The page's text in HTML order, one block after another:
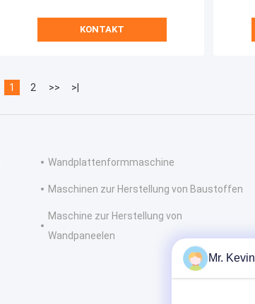
KONTAKT
1 2 >> >|
Wandplattenformmaschine
Maschinen zur Herstellung von Baustoffen
Maschine zur Herstellung von
Wandpaneelen
Mr. Kevin